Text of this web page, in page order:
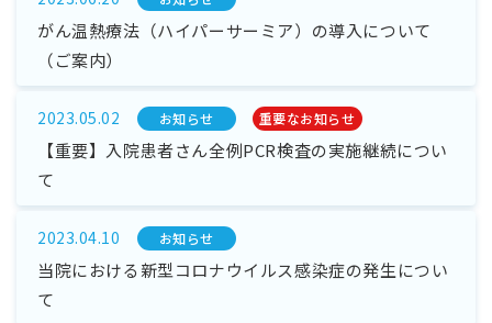
がん温熱療法（ハイパーサーミア）の導入について
（ご案内）
2023.05.02 お知らせ 重要なお知らせ
【重要】入院患者さん全例PCR検査の実施継続につい
て
2023.04.10 お知らせ
当院における新型コロナウイルス感染症の発生につい
て